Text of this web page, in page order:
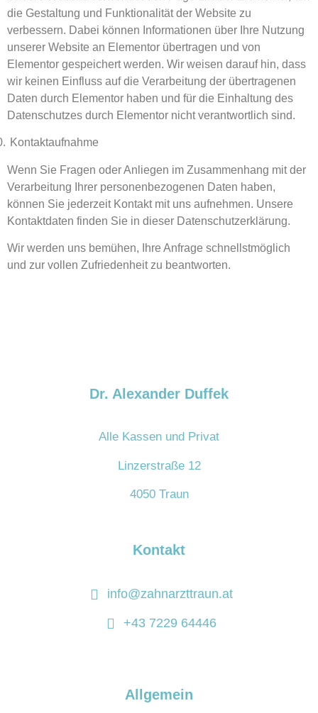
die Gestaltung und Funktionalität der Website zu
verbessern. Dabei können Informationen über Ihre Nutzung
unserer Website an Elementor übertragen und von
Elementor gespeichert werden. Wir weisen darauf hin, dass
wir keinen Einfluss auf die Verarbeitung der übertragenen
Daten durch Elementor haben und für die Einhaltung des
Datenschutzes durch Elementor nicht verantwortlich sind.
Kontaktaufnahme
Wenn Sie Fragen oder Anliegen im Zusammenhang mit der
Verarbeitung Ihrer personenbezogenen Daten haben,
können Sie jederzeit Kontakt mit uns aufnehmen. Unsere
Kontaktdaten finden Sie in dieser Datenschutzerklärung.
Wir werden uns bemühen, Ihre Anfrage schnellstmöglich
und zur vollen Zufriedenheit zu beantworten.
Dr. Alexander Duffek
Alle Kassen und Privat
Linzerstraße 12
4050 Traun
Kontakt
info@zahnarzttraun.at
+43 7229 64446
Allgemein